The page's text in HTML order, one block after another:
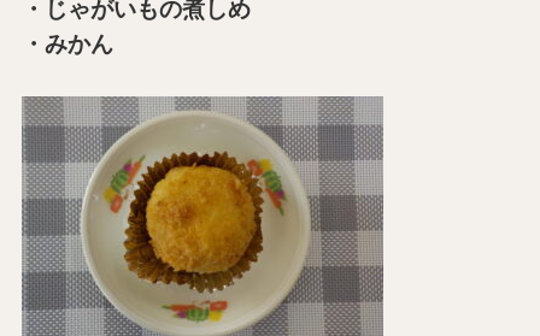
・じゃがいもの煮しめ
・みかん